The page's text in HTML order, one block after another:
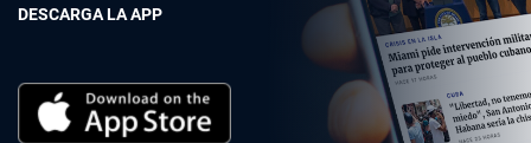
DESCARGA LA APP